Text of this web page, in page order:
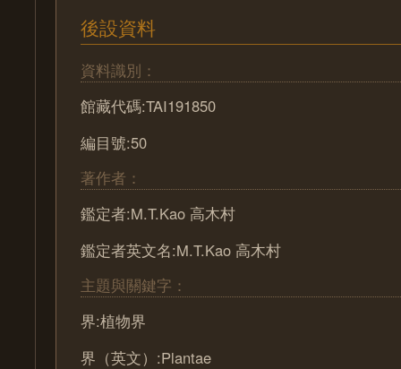
後設資料
資料識別：
館藏代碼:TAI191850
編目號:50
著作者：
鑑定者:M.T.Kao 高木村
鑑定者英文名:M.T.Kao 高木村
主題與關鍵字：
界:植物界
界（英文）:Plantae